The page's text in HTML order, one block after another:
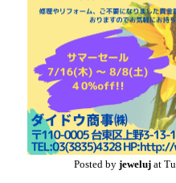
Posted by jeweluj at